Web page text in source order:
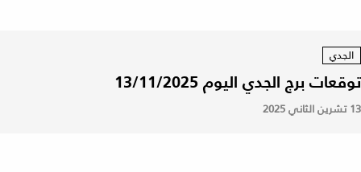
الجدي
توقعات برج الجدي اليوم 13/11/2025
13 تشرين الثاني 2025